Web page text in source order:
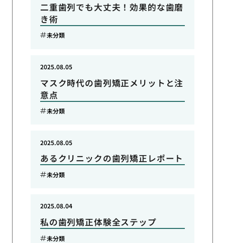
二重歯列でも大丈夫！効果的な歯磨
き術
未分類
マスク時代の歯列矯正メリットと注
意点
2025.08.05
未分類
あるクリニックの歯列矯正レポート
2025.08.05
未分類
私の歯列矯正体験全ステップ
2025.08.04
未分類